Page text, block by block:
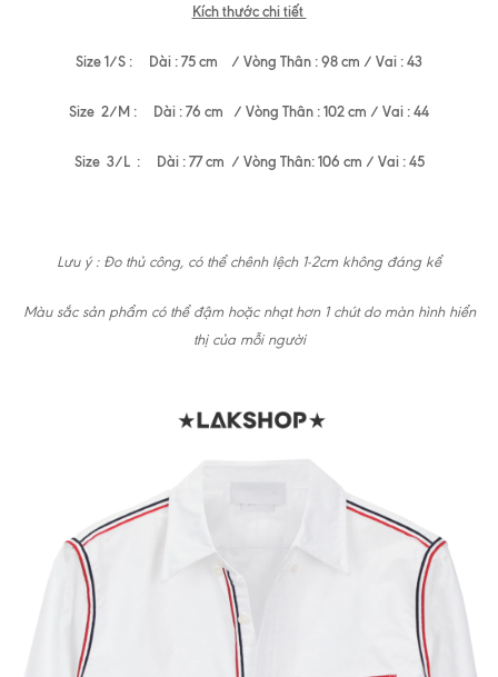
Kích thước chi tiết
Size 1/S : Dài : 75 cm / Vòng Thân : 98 cm / Vai : 43
Size 2/M : Dài : 76 cm / Vòng Thân : 102 cm / Vai : 44
Size 3/L : Dài : 77 cm / Vòng Thân: 106 cm / Vai : 45
Lưu ý : Đo thủ công, có thể chênh lệch 1-2cm không đáng kể
Màu sắc sản phẩm có thể đậm hoặc nhạt hơn 1 chút do màn hình hiển
thị của mỗi người